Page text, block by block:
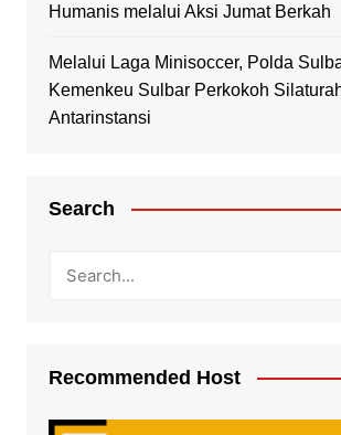
Humanis melalui Aksi Jumat Berkah
Melalui Laga Minisoccer, Polda
Kemenkeu Sulbar Perkokoh
Antarinstansi
Search
Recommended Host